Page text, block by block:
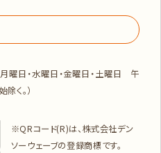
曜日・水曜日・金曜日・土曜日 午
く。）
​※QRコード(R)は、株式会社デン
ソーウェーブの登録商標です。